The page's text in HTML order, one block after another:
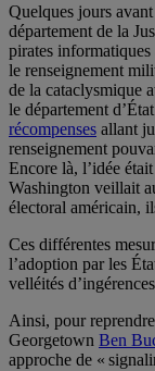
Quelques jours
département de la
pirates
le renseignement
de la cataclysmique
le département
récompenses allant
renseignement
Encore là, l’idée
Washington veillait
électoral américain,
Ces différentes
l’adoption par les
velléités
Ainsi, pour
Georgetown Ben
approche de «